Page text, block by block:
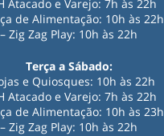
Atacado e Varejo: 7h às 22h
de Alimentação: 10h às 22h
– Zig Zag Play: 10h às 22h
Terça a Sábado:
e Quiosques: 10h às 22h
Atacado e Varejo: 7h às 22h
de Alimentação: 10h às 23h
– Zig Zag Play: 10h às 22h